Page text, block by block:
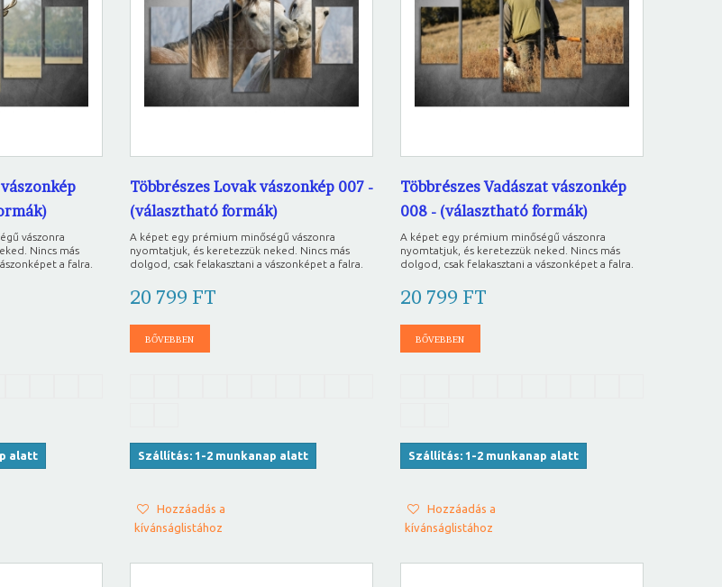
vászonra
Nincs más
a falra.
alatt
Többrészes Lovak vászonkép 007 -
(választható formák)
A képet egy prémium minőségű vászonra
nyomtatjuk, és keretezzük neked. Nincs más
dolgod, csak felakasztani a vászonképet a falra.
20 799 FT
BŐVEBBEN
Szállítás: 1-2 munkanap alatt
Hozzáadás a
kívánságlistához
Többrészes Vadászat vászonkép
008 - (választható formák)
A képet egy prémium minőségű vászonra
nyomtatjuk, és keretezzük neked. Nincs más
dolgod, csak felakasztani a vászonképet a falra.
20 799 FT
BŐVEBBEN
Szállítás: 1-2 munkanap alatt
Hozzáadás a
kívánságlistához